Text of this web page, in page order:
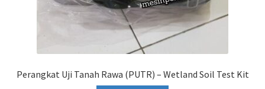
Perangkat Uji Tanah Rawa (PUTR) – Wetland Soil Test Kit